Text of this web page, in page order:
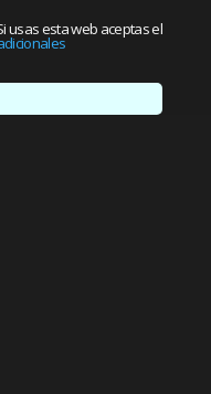
usas esta web aceptas el